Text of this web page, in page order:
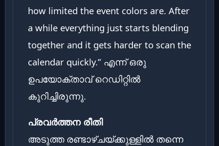
how limited the event colors are. After
a while everything just starts blending
together and it gets harder to scan the
calendar quickly.” എന്ന് ഒരു
ഉപയോക്താവ് റെഡിറ്റിൽ
കുറിച്ചിരുന്നു.
പ്രവർത്തന രീതി
അടുത്ത രണ്ടാഴ്ചയ്ക്കുള്ളിൽ തന്നെ